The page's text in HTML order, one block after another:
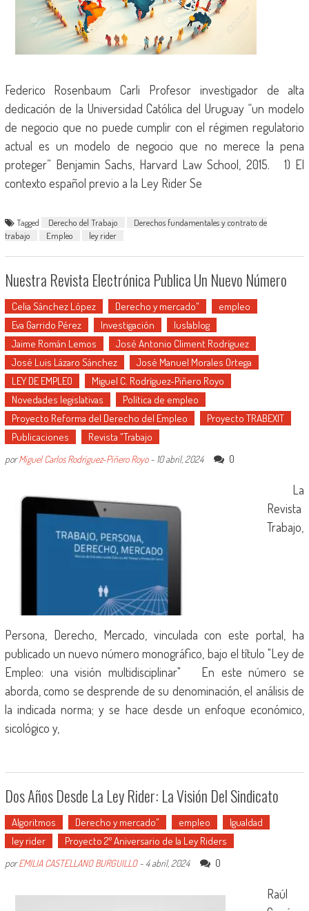
Federico Rosenbaum Carli Profesor investigador de alta
dedicación de la Universidad Católica del Uruguay “un modelo
de negocio que no puede cumplir con el régimen regulatorio
actual es un modelo de negocio que no merece la pena
proteger” Benjamin Sachs, Harvard Law School, 2015. 1) El
contexto español previo a la Ley Rider Se
Tagged Derecho del Trabajo
Derechos fundamentales y contrato de
trabajo
Empleo ley rider
Nuestra Revista Electrónica Publica Un Nuevo Número
Celia Sánchez López Derecho y mercado"
empleo
Eva Garrido Pérez
Investigación
Iuslablog
Jaime Román Lemos
José Antonio Climent Rodríguez
José Luis Lázaro Sánchez
José Manuel Morales Ortega
LEY DE EMPLEO
Miguel C. Rodríguez-Piñero Royo
Novedades legislativas
Política de empleo
Proyecto Reforma del Derecho del Empleo
Proyecto TRABEXIT
Publicaciones
Revista "Trabajo
porMiguel Carlos Rodríguez-Piñero Royo- 10 abril, 2024 0
La
Revista
Trabajo,
Persona, Derecho, Mercado, vinculada con este portal, ha
publicado un nuevo número monográfico, bajo el título "Ley de
Empleo: una visión multidisciplinar" En este número se
aborda, como se desprende de su denominación, el análisis de
la indicada norma; y se hace desde un enfoque económico,
sicológico y,
Dos Años Desde La Ley Rider: La Visión Del Sindicato
Algoritmos Derecho y mercado" empleo
Igualdad
ley rider
Proyecto 2º Aniversario de la Ley Riders
porEMILIA CASTELLANO BURGUILLO- 4 abril, 2024 0
Raúl